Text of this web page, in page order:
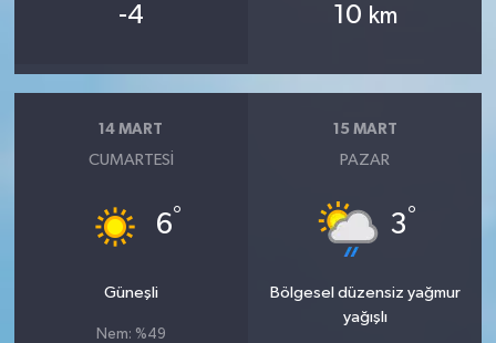
-4 10 km
14 MART
CUMARTESI
6°
Güneşli
Nem: %49
15 MART
PAZAR
3°
Bölgesel düzensiz yağmur
yağışlı